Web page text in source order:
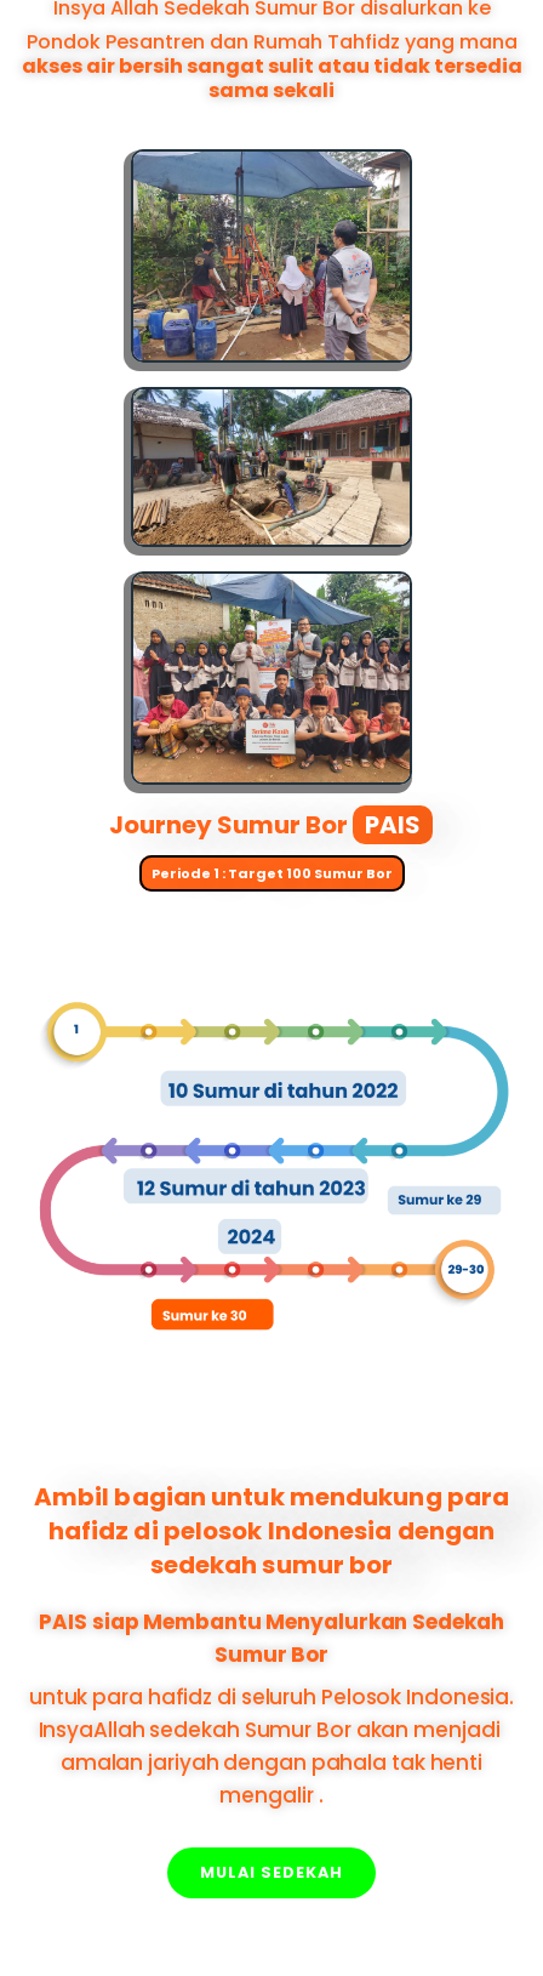
Insya Allah Sedekah Sumur Bor disalurkan ke
Pondok Pesantren dan Rumah Tahfidz yang mana
akses air bersih sangat sulit atau tidak tersedia
sama sekali
Journey Sumur Bor PAIS
Periode 1 : Target 100 Sumur Bor
Ambil bagian untuk mendukung para
hafidz di pelosok Indonesia dengan
sedekah sumur bor
PAIS siap Membantu Menyalurkan Sedekah
Sumur Bor
untuk para hafidz di seluruh Pelosok Indonesia.
InsyaAllah sedekah Sumur Bor akan menjadi
amalan jariyah dengan pahala tak henti
mengalir .
MULAI SEDEKAH